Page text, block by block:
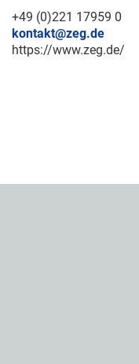
+49 (0)221 17959 0
kontakt@zeg.de
https://www.zeg.de/